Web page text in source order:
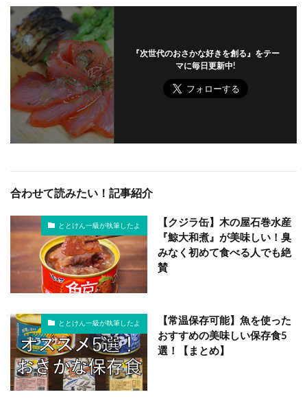
『次世代のおさかな好きを創る』をテー
マに毎日更新中!
合わせて読みたい！記事紹介
ととけん一級が執筆したよ
【クジラ缶】木の屋石巻水産
『鯨大和煮』が美味しい！臭
みなく初めて食べる人でも絶
賛
ととけん一級が執筆したよ
【常温保存可能】魚を使った
おすすめの美味しい保存食5
選！【まとめ】